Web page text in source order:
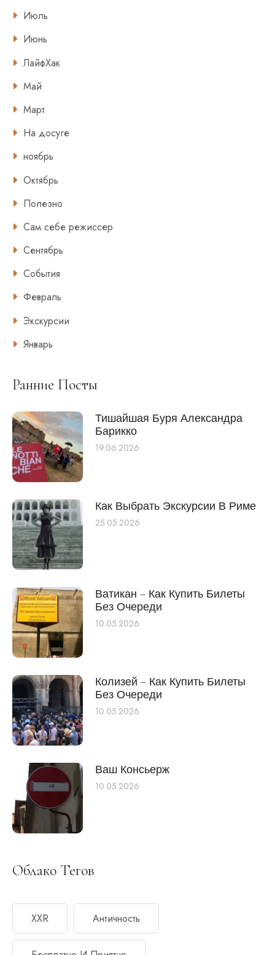
Июль
Июнь
ЛайфХак
Май
Март
На досуге
ноябрь
Октябрь
Полезно
Сам себе режиссер
Сентябрь
События
Февраль
Экскурсии
Январь
Ранние Посты
Тишайшая Буря Александра
Барикко
19.06.2026
Как Выбрать Экскурсии В Риме
25.05.2026
Ватикан – Как Купить Билеты
Без Очереди
10.05.2026
Колизей – Как Купить Билеты
Без Очереди
10.05.2026
Ваш Консьерж
10.05.2026
Облако Тегов
XXR Античность